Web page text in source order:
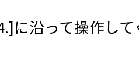
に沿って操作し